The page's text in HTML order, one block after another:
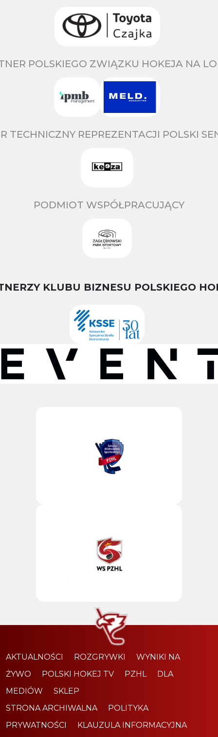
POLSKIEGO ZWIĄZKU HOKEJA NA
TECHNICZNY REPREZENTACJI POLSKI
PODMIOT WSPÓŁPRACUJĄCY
KLUBU BIZNESU POLSKIEGO
AKTUALNOŚCI ROZGRYWKI
WYNIKI NA
ŻYWO
POLSKI HOKEJ TV PZHL
DLA
MEDIÓW
SKLEP
STRONA ARCHIWALNA
POLITYKA
PRYWATNOŚCI
KLAUZULA INFORMACYJNA